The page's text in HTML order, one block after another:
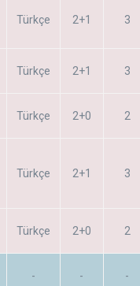
Türkçe 2+1 3
Türkçe 2+1 3
Türkçe 2+0 2
Türkçe 2+1 3
Türkçe 2+0 2
- - -